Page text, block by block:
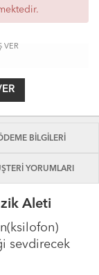
VER
BİLGİLERİ
YORUMLARI
Aleti
sevdirecek